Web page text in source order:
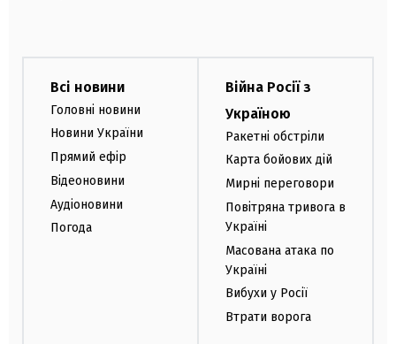
Всі новини
Головні новини
Новини України
Прямий ефір
Відеоновини
Аудіоновини
Погода
Війна Росії з
Україною
Ракетні обстріли
Карта бойових дій
Мирні переговори
Повітряна тривога в
Україні
Масована атака по
Україні
Вибухи у Росії
Втрати ворога